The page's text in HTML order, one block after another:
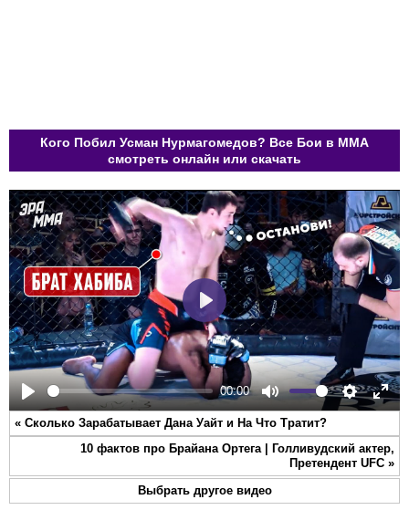
Кого Побил Усман Нурмагомедов? Все Бои в ММА
смотреть онлайн или скачать
Play
00:00
Mute Settings
Play
« Сколько Зарабатывает Дана Уайт и На Что Тратит?
10 фактов про Брайана Ортега | Голливудский актер,
Претендент UFC »
Выбрать другое видео